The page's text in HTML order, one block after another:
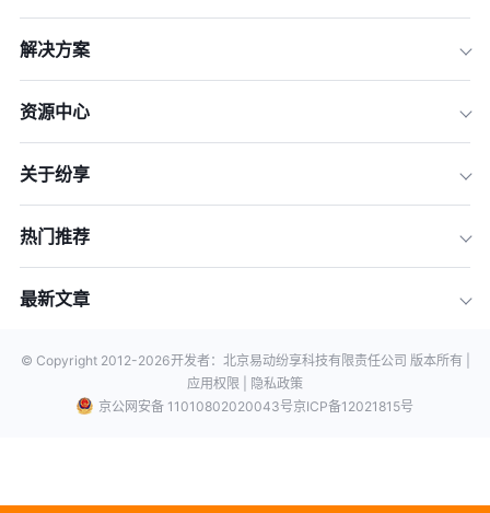
解决方案
资源中心
关于纷享
热门推荐
最新文章
© Copyright 2012-2026开发者：北京易动纷享科技有限责任公司 版本所有 |
应用权限 |
隐私政策
京公网安备 11010802020043号京ICP备12021815号